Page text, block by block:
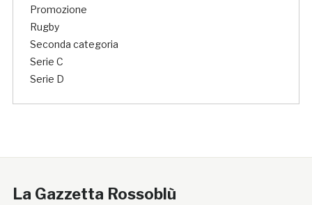
Promozione
Rugby
Seconda categoria
Serie C
Serie D
La Gazzetta Rossoblù